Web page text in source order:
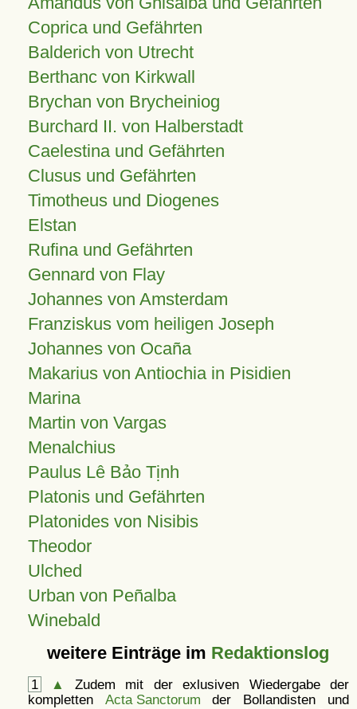
Coprica und Gefährten
Balderich von Utrecht
Berthanc von Kirkwall
Brychan von Brycheiniog
Burchard II. von Halberstadt
Caelestina und Gefährten
Clusus und Gefährten
Timotheus und Diogenes
Elstan
Rufina und Gefährten
Gennard von Flay
Johannes von Amsterdam
Franziskus vom heiligen Joseph
Johannes von Ocaña
Makarius von Antiochia in Pisidien
Marina
Martin von Vargas
Menalchius
Paulus Lê Bảo Tịnh
Platonis und Gefährten
Platonides von Nisibis
Theodor
Ulched
Urban von Peñalba
Winebald
weitere Einträge im Redaktionslog
1 ▲
Zudem mit der exlusiven Wiedergabe der
kompletten Acta Sanctorum der Bollandisten und